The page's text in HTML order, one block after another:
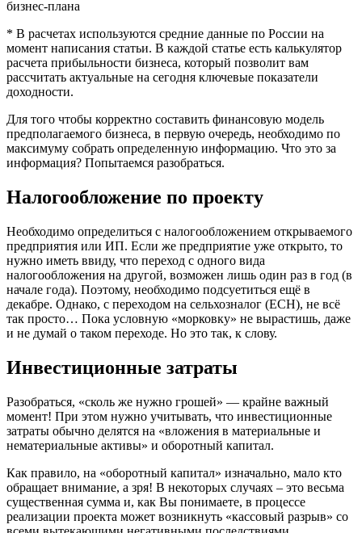
* В расчетах используются средние данные по России на
момент написания статьи. В каждой статье есть калькулятор
расчета прибыльности бизнеса, который позволит вам
рассчитать актуальные на сегодня ключевые показатели
доходности.
Для того чтобы корректно составить финансовую модель
предполагаемого бизнеса, в первую очередь, необходимо по
максимуму собрать определенную информацию. Что это за
информация? Попытаемся разобраться.
Налогообложение по проекту
Необходимо определиться с налогообложением открываемого
предприятия или ИП. Если же предприятие уже открыто, то
нужно иметь ввиду, что переход с одного вида
налогообложения на другой, возможен лишь один раз в год (в
начале года). Поэтому, необходимо подсуетиться ещё в
декабре. Однако, с переходом на сельхозналог (ЕСН), не всё
так просто… Пока условную «морковку» не вырастишь, даже
и не думай о таком переходе. Но это так, к слову.
Инвестиционные затраты
Разобраться, «сколь же нужно грошей» — крайне важный
момент! При этом нужно учитывать, что инвестиционные
затраты обычно делятся на «вложения в материальные и
нематериальные активы» и оборотный капитал.
Как правило, на «оборотный капитал» изначально, мало кто
обращает внимание, а зря! В некоторых случаях – это весьма
существенная сумма и, как Вы понимаете, в процессе
реализации проекта может возникнуть «кассовый разрыв» со